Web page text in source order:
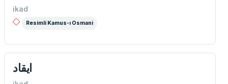
ikad
Resimli Kamus-ı Osmani
ايقاد